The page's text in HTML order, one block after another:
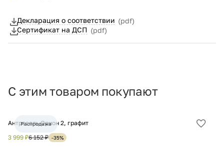
Декларация о соответствии (pdf)
Сертификат на ДСП (pdf)
С этим товаром покупают
Антресоль Орион 2, графит
3 999 ₽6 152 ₽ -35%
Распродажа